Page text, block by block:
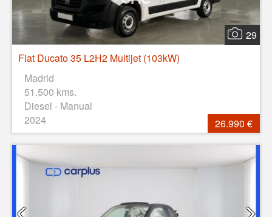
29
Fiat Ducato 35 L2H2 Multijet (103kW)
Madrid
51.500 kms.
Diesel - Manual
2024
26.990 €